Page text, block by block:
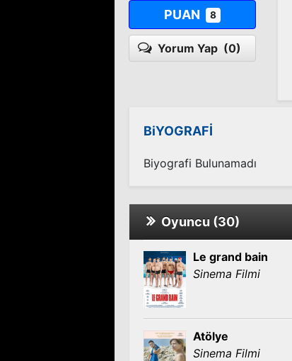
PUAN 8
Yorum Yap (0)
BiYOGRAFİ
Biyografi Bulunamadı
Oyuncu (30)
Le grand bain
Sinema Filmi
Atölye
Sinema Filmi